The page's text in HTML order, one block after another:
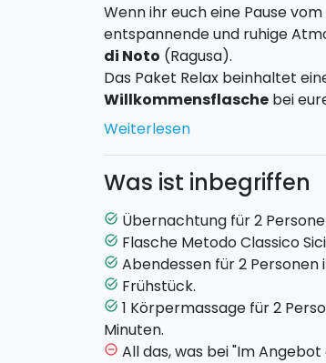
Wenn ihr euch eine Pause
entspannende und ruhige
di Noto (Ragusa).
Das Paket Relax beinhaltet
Willkommensflasche bei
made in Sicily, und eine
Restaurant La Feniceim
kann. Eine romantische
Notos kennenzulernen. Die
von erlesenen Weinen
reiches Frühstücksbuffet mit
Während des Aufenthalts in
nutzen. Widmet euch nun
Weiterlesen
Was ist inbegriffen
task_alt Übernachtung für 2
task_alt Flasche Metodo Classico
task_alt Abendessen für 2
task_alt Frühstück.
task_alt 1 Körpermassage für 2
Minuten.
remove_circle_outline All das, was bei "Im